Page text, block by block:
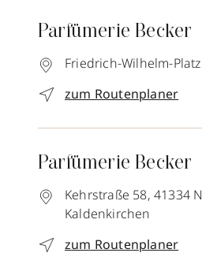
Parfümerie Becker
Friedrich-Wilhelm-
zum Routenplaner
Parfümerie Becker
Kehrstraße 58, 41334
Kaldenkirchen
zum Routenplaner